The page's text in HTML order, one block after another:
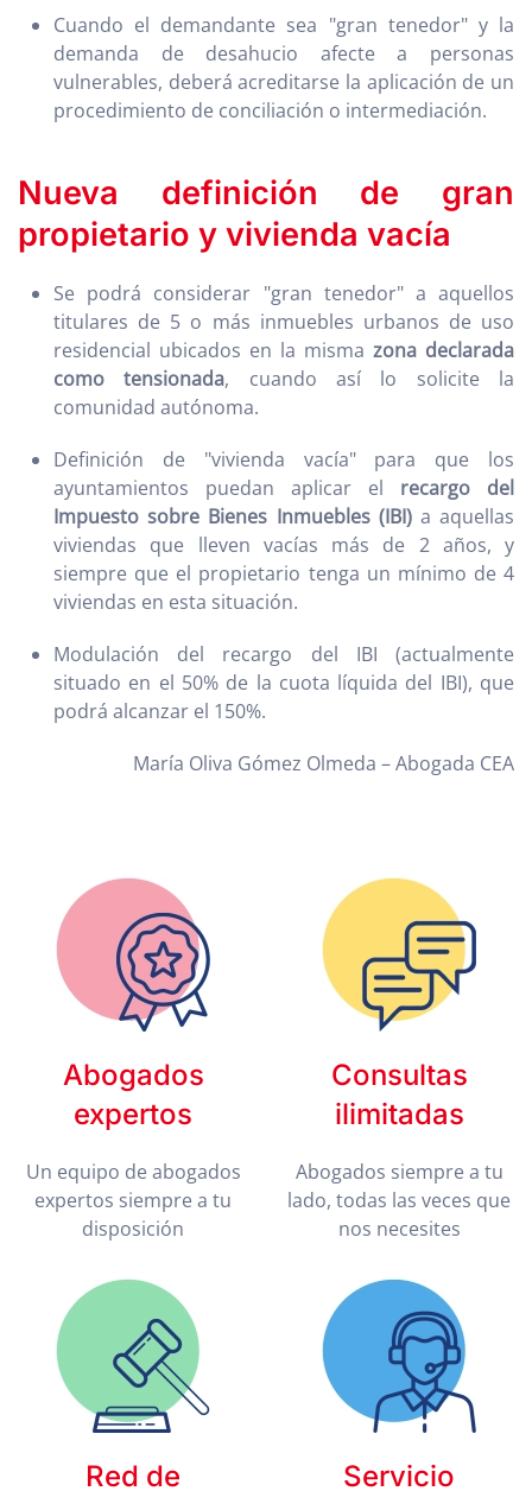
Cuando el demandante sea "gran tenedor" y la
demanda de desahucio afecte a personas
vulnerables, deberá acreditarse la aplicación de un
procedimiento de conciliación o intermediación.
Nueva definición de gran
propietario y vivienda vacía
Se podrá considerar "gran tenedor" a aquellos
titulares de 5 o más inmuebles urbanos de uso
residencial ubicados en la misma zona declarada
como tensionada, cuando así lo solicite la
comunidad autónoma.
Definición de "vivienda vacía" para que los
ayuntamientos puedan aplicar el recargo del
Impuesto sobre Bienes Inmuebles (IBI)a aquellas
viviendas que lleven vacías más de 2 años, y
siempre que el propietario tenga un mínimo de 4
viviendas en esta situación.
Modulación del recargo del IBI (actualmente
situado en el 50% de la cuota líquida del IBI), que
podrá alcanzar el 150%.
María Oliva Gómez Olmeda – Abogada CEA
Abogados
expertos
Un equipo de abogados
expertos siempre a tu
disposición
Consultas
ilimitadas
Abogados siempre a tu
lado, todas las veces que
nos necesites
Red de
Servicio